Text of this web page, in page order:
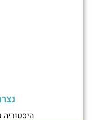
היסטוריה